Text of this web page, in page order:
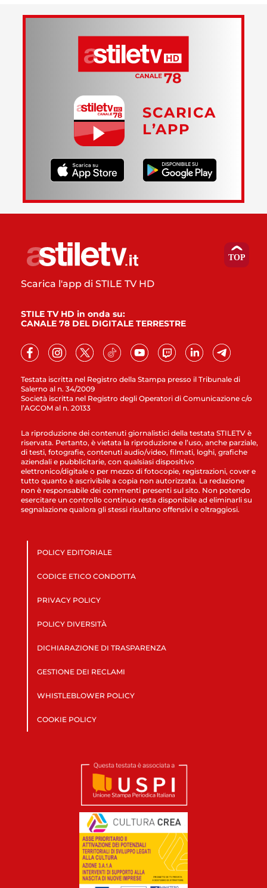
SCARICA
L’APP
Testata iscritta nel Registro della Stampa presso il Tribunale di
Salerno al n. 34/2009
Società iscritta nel Registro degli Operatori di Comunicazione c/o
l’AGCOM al n. 20133
Scarica l'app di STILE TV HD
STILE TV HD in onda su:
CANALE 78 DEL DIGITALE TERRESTRE
La riproduzione dei contenuti giornalistici della testata STILETV è
riservata. Pertanto, è vietata la riproduzione e l’uso, anche parziale,
di testi, fotografie, contenuti audio/video, filmati, loghi, grafiche
aziendali e pubblicitarie, con qualsiasi dispositivo
elettronico/digitale o per mezzo di fotocopie, registrazioni, cover e
tutto quanto è ascrivibile a copia non autorizzata. La redazione
non è responsabile dei commenti presenti sul sito. Non potendo
esercitare un controllo continuo resta disponibile ad eliminarli su
segnalazione qualora gli stessi risultano offensivi e oltraggiosi.
POLICY EDITORIALE
CODICE ETICO CONDOTTA
PRIVACY POLICY
POLICY DIVERSITÀ
DICHIARAZIONE DI TRASPARENZA
GESTIONE DEI RECLAMI
WHISTLEBLOWER POLICY
COOKIE POLICY